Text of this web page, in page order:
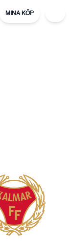
MINA KÖP